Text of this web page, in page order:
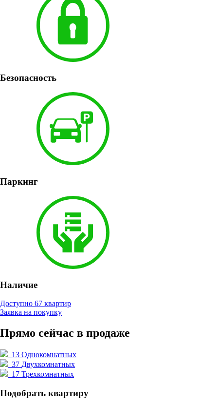
Безопасность
Паркинг
Наличие
Доступно 67 квартир
Заявка на покупку
Прямо сейчас в продаже
13 Однокомнатных
37 Двухкомнатных
17 Трехкомнатных
Подобрать квартиру